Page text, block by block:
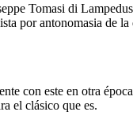
Tomasi di
por antonomasia de
con este en otra
el clásico que es.